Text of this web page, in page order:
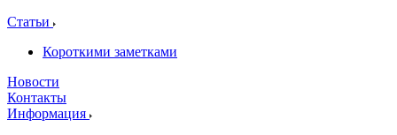
Статьи
Короткими заметками
Новости
Контакты
Информация